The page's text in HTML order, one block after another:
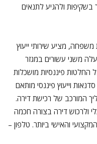
בשקיפות ולהגיע לתנאים
מציע שירותי ייעוץ
משני עשורים במגזר
החלטות פיננסיות מושכלות
וייעוץ פיננסי מותאם
המורכב של רכישת דירה.
דירה בצורה חכמה
והאישי ביותר. טלפון –